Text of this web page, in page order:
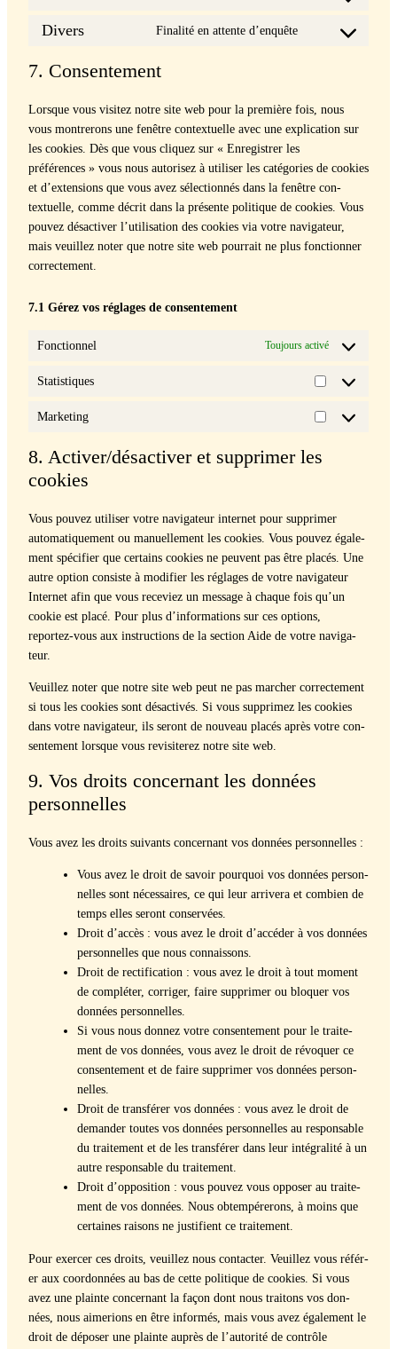
tion
Divers Final­ité en attente d’enquête
vice
divers
7. Consentement
Lorsque vous vis­itez notre site web pour la pre­mière fois, nous
vous mon­trerons une fenêtre con­textuelle avec une expli­ca­tion sur
les cook­ies. Dès que vous cliquez sur « Enreg­istr­er les
préférences » vous nous autorisez à utilis­er les caté­gories de cook­ies
et d’extensions que vous avez sélec­tion­nés dans la fenêtre con­
textuelle, comme décrit dans la présente poli­tique de cook­ies. Vous
pou­vez dés­ac­tiv­er l’utilisation des cook­ies via votre nav­i­ga­teur,
mais veuillez not­er que notre site web pour­rait ne plus fonc­tion­ner
cor­recte­ment.
7.1 Gérez vos réglages de con­sen­te­ment
Fonctionnel Toujours activé
Statistiques
Statistiques
Marketing
Marketing
8. Activer/désactiver et supprimer les
cookies
Vous pou­vez utilis­er votre nav­i­ga­teur inter­net pour sup­primer
automa­tique­ment ou manuelle­ment les cook­ies. Vous pou­vez égale­
ment spé­ci­fi­er que cer­tains cook­ies ne peu­vent pas être placés. Une
autre option con­siste à mod­i­fi­er les réglages de votre nav­i­ga­teur
Inter­net afin que vous rece­viez un mes­sage à chaque fois qu’un
cook­ie est placé. Pour plus d’informations sur ces options,
reportez-vous aux instruc­tions de la sec­tion Aide de votre nav­i­ga­
teur.
Veuillez not­er que notre site web peut ne pas marcher cor­recte­ment
si tous les cook­ies sont dés­ac­tivés. Si vous sup­primez les cook­ies
dans votre nav­i­ga­teur, ils seront de nou­veau placés après votre con­
sen­te­ment lorsque vous revis­iterez notre site web.
9. Vos droits concernant les données
personnelles
Vous avez les droits suiv­ants con­cer­nant vos don­nées per­son­nelles :
Vous avez le droit de savoir pourquoi vos don­nées per­son­
nelles sont néces­saires, ce qui leur arrivera et com­bi­en de
temps elles seront con­servées.
Droit d’accès : vous avez le droit d’accéder à vos don­nées
per­son­nelles que nous con­nais­sons.
Droit de rec­ti­fi­ca­tion : vous avez le droit à tout moment
de com­pléter, cor­riger, faire sup­primer ou blo­quer vos
don­nées per­son­nelles.
Si vous nous don­nez votre con­sen­te­ment pour le traite­
ment de vos don­nées, vous avez le droit de révo­quer ce
con­sen­te­ment et de faire sup­primer vos don­nées per­son­
nelles.
Droit de trans­fér­er vos don­nées : vous avez le droit de
deman­der toutes vos don­nées per­son­nelles au respon­s­able
du traite­ment et de les trans­fér­er dans leur inté­gral­ité à un
autre respon­s­able du traite­ment.
Droit d’opposition : vous pou­vez vous oppos­er au traite­
ment de vos don­nées. Nous obtem­pérerons, à moins que
cer­taines raisons ne jus­ti­fient ce traite­ment.
Pour exercer ces droits, veuillez nous con­tac­ter. Veuillez vous référ­
er aux coor­don­nées au bas de cette poli­tique de cook­ies. Si vous
avez une plainte con­cer­nant la façon dont nous traitons vos don­
nées, nous aime­ri­ons en être infor­més, mais vous avez égale­ment le
droit de dépos­er une plainte auprès de l’autorité de con­trôle